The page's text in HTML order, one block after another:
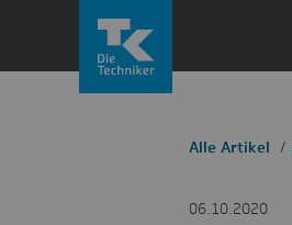
Alle Artikel
06.10.2020